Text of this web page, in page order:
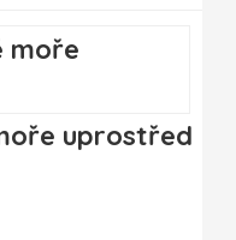
uprostřed